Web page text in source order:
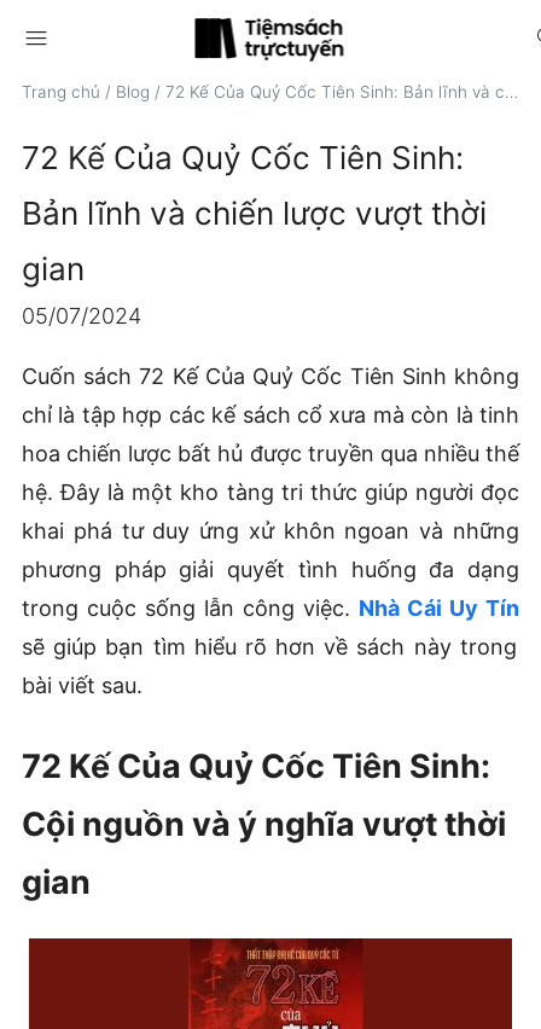
menu
Trang chủ / Blog / 72 Kế Của Quỷ Cốc Tiên Sinh: Bản lĩnh và chiến lược vượt thời gian
72 Kế Của Quỷ Cốc Tiên Sinh:
Bản lĩnh và chiến lược vượt thời
gian
05/07/2024
Cuốn sách 72 Kế Của Quỷ Cốc Tiên Sinh không
chỉ là tập hợp các kế sách cổ xưa mà còn là tinh
hoa chiến lược bất hủ được truyền qua nhiều thế
hệ. Đây là một kho tàng tri thức giúp người đọc
khai phá tư duy ứng xử khôn ngoan và những
phương pháp giải quyết tình huống đa dạng
trong cuộc sống lẫn công việc. Nhà Cái Uy Tín
sẽ giúp bạn tìm hiểu rõ hơn về sách này trong
bài viết sau.
72 Kế Của Quỷ Cốc Tiên Sinh:
Cội nguồn và ý nghĩa vượt thời
gian